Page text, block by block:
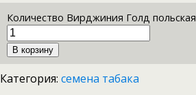
Количество Вирджиния Голд польская
В корзину
Категория: семена табака